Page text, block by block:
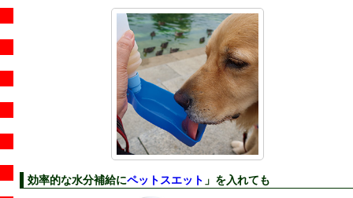
効率的な水分補給にペットスエット 」を入れても